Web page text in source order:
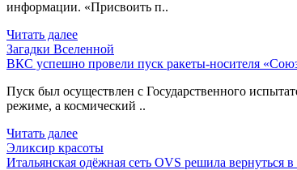
информации. «Присвоить п..
Читать далее
Загадки Вселенной
ВКС успешно провели пуск ракеты-носителя
Пуск был осуществлен с Государственного
режиме, а космический ..
Читать далее
Эликсир красоты
Итальянская одёжная сеть OVS решила вернуться